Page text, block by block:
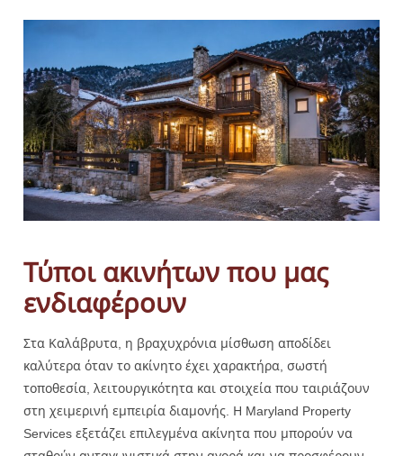
Τύποι ακινήτων που μας
ενδιαφέρουν
Στα Καλάβρυτα, η βραχυχρόνια μίσθωση αποδίδει
καλύτερα όταν το ακίνητο έχει χαρακτήρα, σωστή
τοποθεσία, λειτουργικότητα και στοιχεία που ταιριάζουν
στη χειμερινή εμπειρία διαμονής. Η Maryland Property
Services εξετάζει επιλεγμένα ακίνητα που μπορούν να